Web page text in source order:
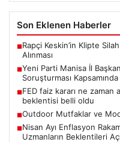
Son Eklenen Haberler
■Rapçi Keskin’in Klipte
Alınması
■Yeni Parti Manisa İl
Soruşturması Kapsamında
■FED faiz kararı ne zaman
beklentisi belli oldu
■Outdoor Mutfaklar ve
■Nisan Ayı Enflasyon
Uzmanların Beklentileri